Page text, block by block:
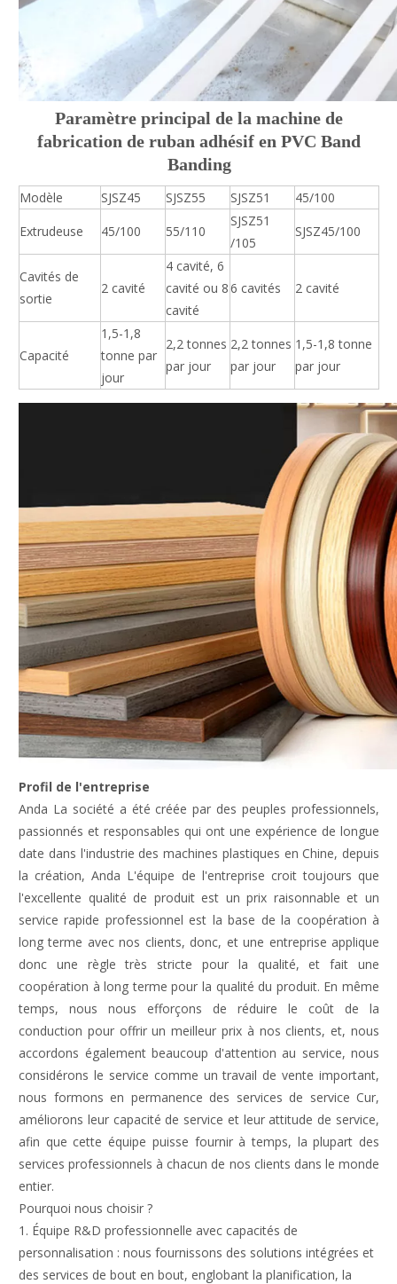
Paramètre principal de la machine de
fabrication de ruban adhésif en PVC Band
Banding
Modèle SJSZ45 SJSZ55 SJSZ51
45/100
Extrudeuse
45/100 55/110
SJSZ51
/105
SJSZ45/100
Cavités de
sortie
2 cavité
4 cavité, 6
cavité ou 8
cavité
6 cavités 2 cavité
Capacité
1,5-1,8
tonne par
jour
2,2 tonnes
par jour
2,2 tonnes
par jour
1,5-1,8 tonne
par jour
Profil de l'entreprise
Anda La société a été créée par des peuples professionnels,
passionnés et responsables qui ont une expérience de longue
date dans l'industrie des machines plastiques en Chine, depuis
la création, Anda L'équipe de l'entreprise croit toujours que
l'excellente qualité de produit est un prix raisonnable et un
service rapide professionnel est la base de la coopération à
long terme avec nos clients, donc, et une entreprise applique
donc une règle très stricte pour la qualité, et fait une
coopération à long terme pour la qualité du produit. En même
temps, nous nous efforçons de réduire le coût de la
conduction pour offrir un meilleur prix à nos clients, et, nous
accordons également beaucoup d'attention au service, nous
considérons le service comme un travail de vente important,
nous formons en permanence des services de service Cur,
améliorons leur capacité de service et leur attitude de service,
afin que cette équipe puisse fournir à temps, la plupart des
services professionnels à chacun de nos clients dans le monde
entier.
Pourquoi nous choisir ?
1. Équipe R&D professionnelle avec capacités de
personnalisation : nous fournissons des solutions intégrées et
des services de bout en bout, englobant la planification, la